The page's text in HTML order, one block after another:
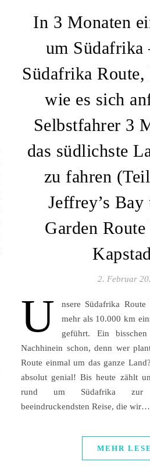
In 3 Monaten
um Südafrika
Südafrika Route,
wie es sich
Selbstfahrer 3
das südlichste
zu fahren
Jeffrey’s Bay
Garden Route
2. Februar
U
nsere Südafrika
mehr als 10.000 km
geführt. Ein
Nachhinein schon, denn wer
Route einmal um das ganze
absolut genial! Bis heute zählt
rund um Südafrika zur
beeindruckendsten Reise, die wir…
MEHR